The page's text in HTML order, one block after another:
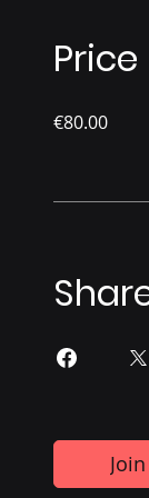
Price
€80.00
Join